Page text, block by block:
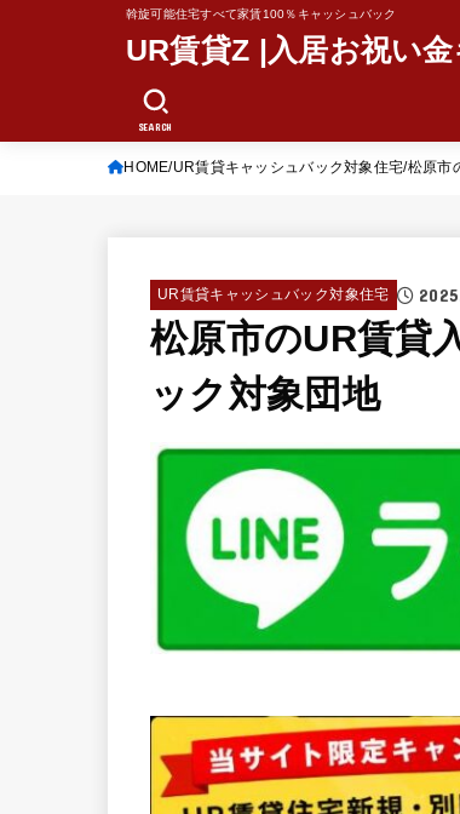
斡旋可能住宅すべて家賃100％キャッシュバック
UR賃貸Z |入居お祝い
SEARCH
HOME UR賃貸キャッシュバック対象住宅 松原市
UR賃貸キャッシュバック対象住宅
松原市のUR賃貸
ック対象団地